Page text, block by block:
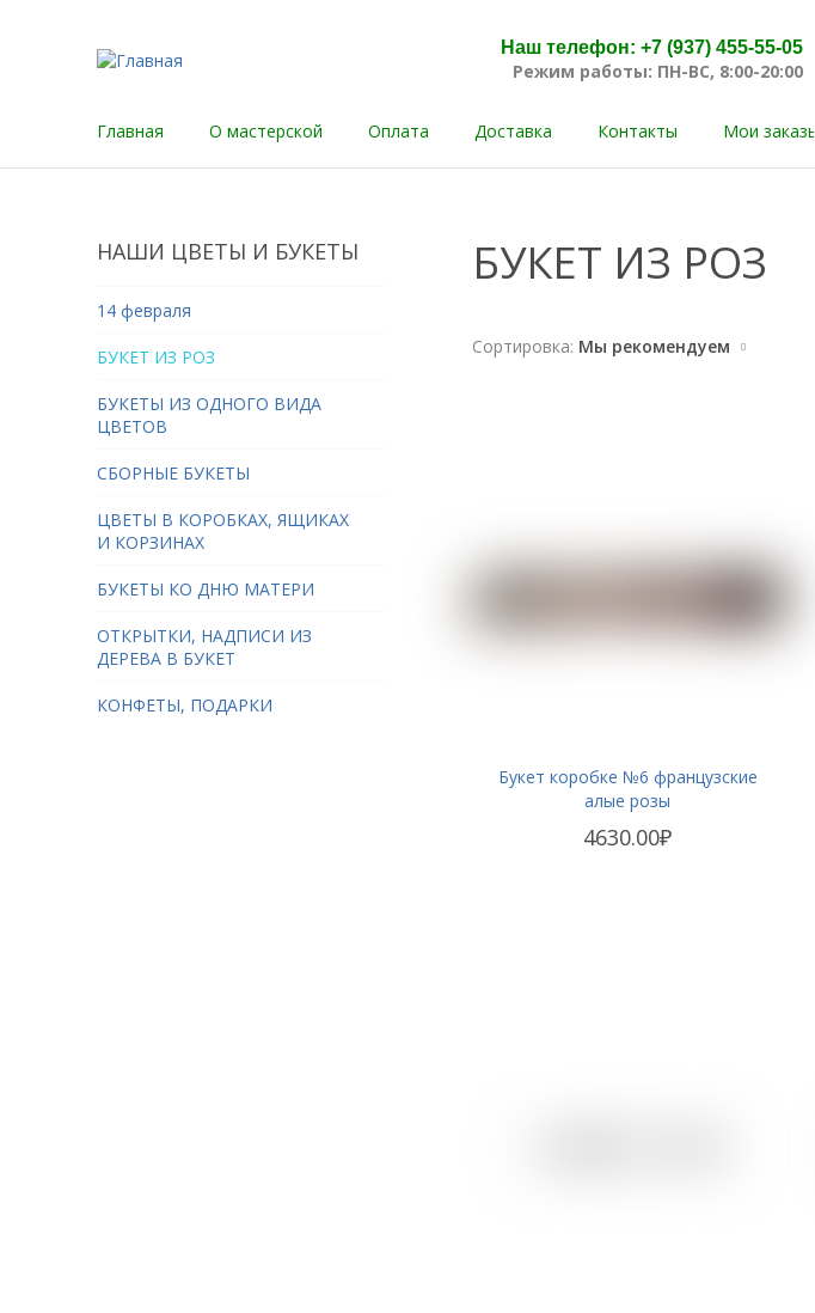
Наш телефон: +7 (937) 455-55-05
Режим работы: ПН-ВС, 8:00-20:00
Главная О мастерской Оплата Доставка Контакты Мои заказы
НАШИ ЦВЕТЫ И БУКЕТЫ
14 февраля
БУКЕТ ИЗ РОЗ
БУКЕТЫ ИЗ ОДНОГО ВИДА
ЦВЕТОВ
СБОРНЫЕ БУКЕТЫ
ЦВЕТЫ В КОРОБКАХ, ЯЩИКАХ
И КОРЗИНАХ
БУКЕТЫ КО ДНЮ МАТЕРИ
ОТКРЫТКИ, НАДПИСИ ИЗ
ДЕРЕВА В БУКЕТ
КОНФЕТЫ, ПОДАРКИ
БУКЕТ ИЗ РОЗ
Сортировка: Мы рекомендуем
Букет коробке №6 французские
алые розы
4630.00₽